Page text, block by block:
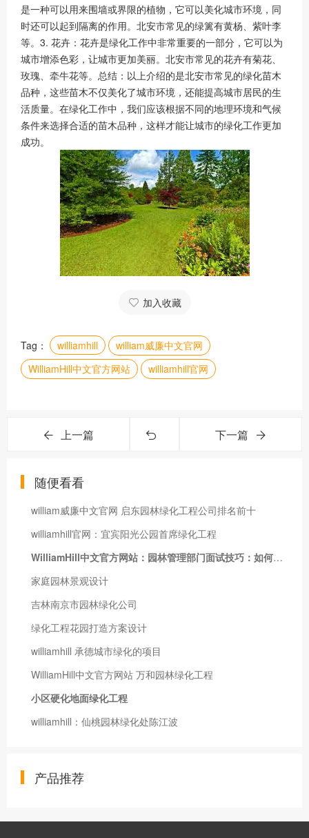
是一种可以用来围墙或界限的植物，它可以美化城市环境，同
时还可以起到隔离的作用。北安市常见的绿篱有黄杨、紫叶李
等。3. 花卉：花卉是绿化工作中非常重要的一部分，它可以为
城市增添色彩，让城市更加美丽。北安市常见的花卉有菊花、
玫瑰、牵牛花等。总结：以上介绍的是北安市常见的绿化苗木
品种，这些苗木不仅美化了城市环境，还能提高城市居民的生
活质量。在绿化工作中，我们应该根据不同的地理环境和气候
条件来选择合适的苗木品种，这样才能让城市的绿化工作更加
成功。
加入收藏
Tag： williamhill
william威廉中文官网
WilliamHill中文官方网站
williamhill官网
上一篇 下一篇
随便看看
william威廉中文官网 启东园林绿化工程公司排名前十
williamhill官网：宜宾阳光公园首席绿化工程
WilliamHill中文官方网站：园林管理部门面试技巧：如何在短时间内了解应聘者的专业知识？
家庭园林景观设计
吉林南京市园林绿化公司
绿化工程花园打造方案设计
williamhill 承德城市绿化的项目
WilliamHill中文官方网站 万和园林绿化工程
小区硬化地面绿化工程
williamhill：仙桃园林绿化处陈江波
产品推荐